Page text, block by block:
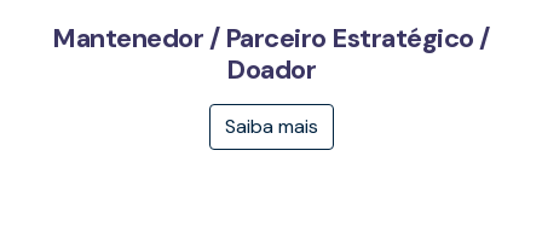
Mantenedor / Parceiro Estratégico /
Doador
Saiba mais